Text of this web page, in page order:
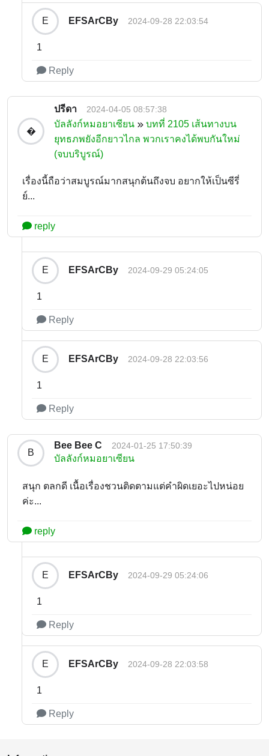
E EFSArCBy 2024-09-28 22:03:54
1
Reply
�
ปรีดา 2024-04-05 08:57:38
บัลลังก์หมอยาเซียน
บทที่ 2105 เส้นทางบน
ยุทธภพยังอีกยาวไกล พวกเราคงได้พบกันใหม่
(จบบริบูรณ์)
เรื่องนี้ถือว่าสมบูรณ์มากสนุกต้นถึงจบ อยากให้เป็นซีรี่
ย์...
reply
E EFSArCBy 2024-09-29 05:24:05
1
Reply
E EFSArCBy 2024-09-28 22:03:56
1
Reply
B
Bee Bee C 2024-01-25 17:50:39
บัลลังก์หมอยาเซียน
สนุก ตลกดี เนื้อเรื่องชวนติดตามแต่คำผิดเยอะไปหน่อย
ค่ะ...
reply
E EFSArCBy 2024-09-29 05:24:06
1
Reply
E EFSArCBy 2024-09-28 22:03:58
1
Reply